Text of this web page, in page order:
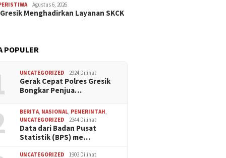
Agustus 6, 2026
Menghadirkan Layanan SKCK
POPULER
UNCATEGORIZED 2924 Dilihat
Gerak Cepat Polres Gresik
Bongkar Penjua…
BERITA NASIONAL PEMERINTAH
UNCATEGORIZED
2344 Dilihat
Data dari Badan Pusat
Statistik (BPS) me…
UNCATEGORIZED 1903 Dilihat